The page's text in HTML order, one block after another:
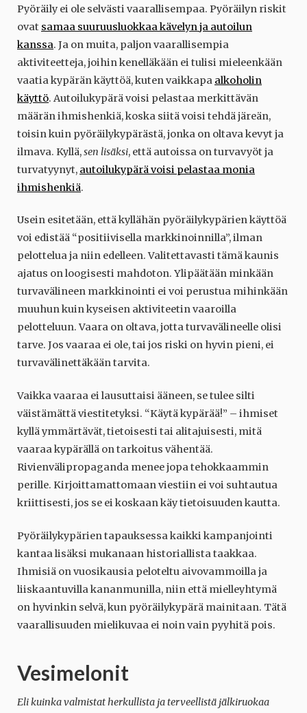
Pyöräily ei ole selvästi vaarallisempaa. Pyöräilyn riskit
ovat samaa suuruusluokkaa kävelyn ja autoilun
kanssa. Ja on muita, paljon vaarallisempia
aktiviteetteja, joihin kenelläkään ei tulisi mieleenkään
vaatia kypärän käyttöä, kuten vaikkapa alkoholin
käyttö. Autoilukypärä voisi pelastaa merkittävän
määrän ihmishenkiä, koska siitä voisi tehdä järeän,
toisin kuin pyöräilykypärästä, jonka on oltava kevyt ja
ilmava. Kyllä,sen lisäksi, että autoissa on turvavyöt ja
turvatyynyt, autoilukypärä voisi pelastaa monia
ihmishenkiä.
Usein esitetään, että kyllähän pyöräilykypärien käyttöä
voi edistää “positiivisella markkinoinnilla”, ilman
pelottelua ja niin edelleen. Valitettavasti tämä kaunis
ajatus on loogisesti mahdoton. Ylipäätään minkään
turvavälineen markkinointi ei voi perustua mihinkään
muuhun kuin kyseisen aktiviteetin vaaroilla
pelotteluun. Vaara on oltava, jotta turvavälineelle olisi
tarve. Jos vaaraa ei ole, tai jos riski on hyvin pieni, ei
turvavälinettäkään tarvita.
Vaikka vaaraa ei lausuttaisi ääneen, se tulee silti
väistämättä viestitetyksi. “Käytä kypärää!” – ihmiset
kyllä ymmärtävät, tietoisesti tai alitajuisesti, mitä
vaaraa kypärällä on tarkoitus vähentää.
Rivienvälipropaganda menee jopa tehokkaammin
perille. Kirjoittamattomaan viestiin ei voi suhtautua
kriittisesti, jos se ei koskaan käy tietoisuuden kautta.
Pyöräilykypärien tapauksessa kaikki kampanjointi
kantaa lisäksi mukanaan historiallista taakkaa.
Ihmisiä on vuosikausia peloteltu aivovammoilla ja
liiskaantuvilla kananmunilla, niin että mielleyhtymä
on hyvinkin selvä, kun pyöräilykypärä mainitaan. Tätä
vaarallisuuden mielikuvaa ei noin vain pyyhitä pois.
Vesimelonit
Eli kuinka valmistat herkullista ja terveellistä jälkiruokaa